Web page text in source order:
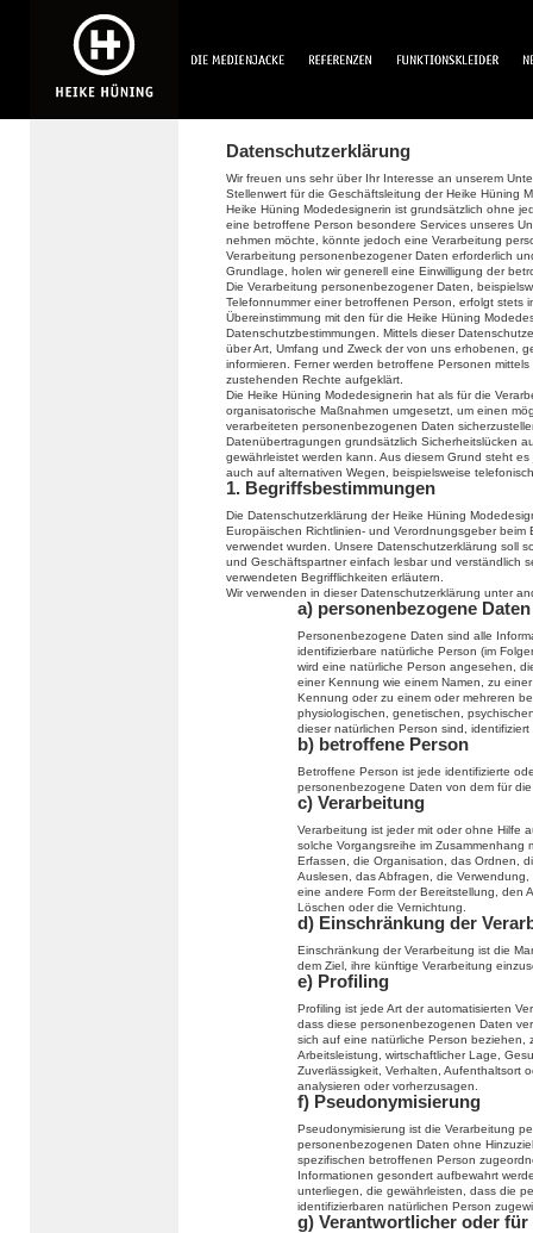
Datenschutzerklärung
Wir freuen uns sehr über Ihr Interesse an unserem
Stellenwert für die Geschäftsleitung der Heike Hüning
Heike Hüning Modedesignerin ist grundsätzlich ohne
eine betroffene Person besondere Services unseres
nehmen möchte, könnte jedoch eine Verarbeitung
Verarbeitung personenbezogener Daten erforderlich
Grundlage, holen wir generell eine Einwilligung der
Die Verarbeitung personenbezogener Daten,
Telefonnummer einer betroffenen Person, erfolgt stets
Übereinstimmung mit den für die Heike Hüning
Datenschutzbestimmungen. Mittels dieser
über Art, Umfang und Zweck der von uns erhobenen,
informieren. Ferner werden betroffene Personen
zustehenden Rechte aufgeklärt.
Die Heike Hüning Modedesignerin hat als für die
organisatorische Maßnahmen umgesetzt, um einen
verarbeiteten personenbezogenen Daten
Datenübertragungen grundsätzlich Sicherheitslücken
gewährleistet werden kann. Aus diesem Grund steht
auch auf alternativen Wegen, beispielsweise
1. Begriffsbestimmungen
Die Datenschutzerklärung der Heike Hüning
Europäischen Richtlinien- und Verordnungsgeber
verwendet wurden. Unsere Datenschutzerklärung soll
und Geschäftspartner einfach lesbar und verständlich
verwendeten Begrifflichkeiten erläutern.
Wir verwenden in dieser Datenschutzerklärung unter
a) personenbezogene Daten
Personenbezogene Daten sind alle
identifizierbare natürliche Person (im
wird eine natürliche Person angesehen,
einer Kennung wie einem Namen, zu
Kennung oder zu einem oder mehreren
physiologischen, genetischen,
dieser natürlichen Person sind,
b) betroffene Person
Betroffene Person ist jede identifizierte
personenbezogene Daten von dem für
c) Verarbeitung
Verarbeitung ist jeder mit oder ohne Hilfe
solche Vorgangsreihe im
Erfassen, die Organisation, das Ordnen,
Auslesen, das Abfragen, die
eine andere Form der Bereitstellung, den
Löschen oder die Vernichtung.
d) Einschränkung der
Einschränkung der Verarbeitung ist die
dem Ziel, ihre künftige Verarbeitung
e) Profiling
Profiling ist jede Art der automatisierten
dass diese personenbezogenen Daten
sich auf eine natürliche Person beziehen,
Arbeitsleistung, wirtschaftlicher Lage,
Zuverlässigkeit, Verhalten, Aufenthaltsort
analysieren oder vorherzusagen.
f) Pseudonymisierung
Pseudonymisierung ist die Verarbeitung
personenbezogenen Daten ohne
spezifischen betroffenen Person
Informationen gesondert aufbewahrt
unterliegen, die gewährleisten, dass die
identifizierbaren natürlichen Person
g) Verantwortlicher oder